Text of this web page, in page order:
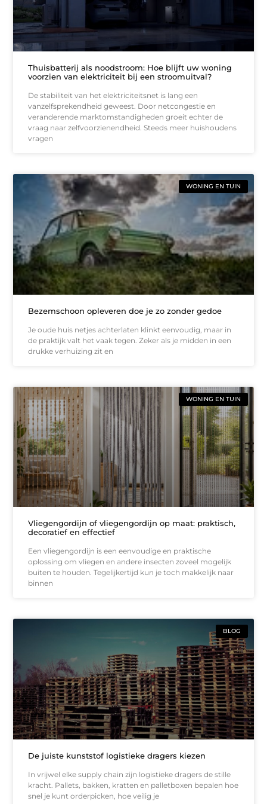
Thuisbatterij als noodstroom: Hoe blijft uw woning
voorzien van elektriciteit bij een stroomuitval?
De stabiliteit van het elektriciteitsnet is lang een
vanzelfsprekendheid geweest. Door netcongestie en
veranderende marktomstandigheden groeit echter de
vraag naar zelfvoorzienendheid. Steeds meer huishoudens
vragen
WONING EN TUIN
Bezemschoon opleveren doe je zo zonder gedoe
Je oude huis netjes achterlaten klinkt eenvoudig, maar in
de praktijk valt het vaak tegen. Zeker als je midden in een
drukke verhuizing zit en
WONING EN TUIN
Vliegengordijn of vliegengordijn op maat: praktisch,
decoratief en effectief
Een vliegengordijn is een eenvoudige en praktische
oplossing om vliegen en andere insecten zoveel mogelijk
buiten te houden. Tegelijkertijd kun je toch makkelijk naar
binnen
BLOG
De juiste kunststof logistieke dragers kiezen
In vrijwel elke supply chain zijn logistieke dragers de stille
kracht. Pallets, bakken, kratten en palletboxen bepalen hoe
snel je kunt orderpicken, hoe veilig je